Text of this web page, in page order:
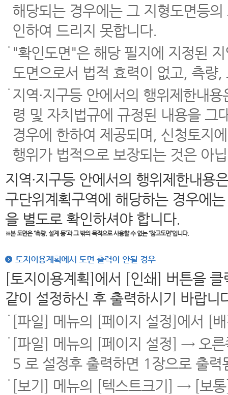
해당되는 경우에는 그 지형도면등
인하여 드리지 못합니다.
"확인도면"은 해당 필지에 지정된
도면으로서 법적 효력이 없고, 측량
지역·지구등 안에서의 행위제한내
령 및 자치법규에 규정된 내용을 그
경우에 한하여 제공되며, 신청토지
행위가 법적으로 보장되는 것은 아
지역·지구등 안에서의 행위제한내용
구단위계획구역에 해당하는 경우에
을 별도로 확인하셔야 합니다.
※본 도면은“측량, 설계 등”과 그 밖의 목적으로 사용할 수 없는 “참고도면”입니다.
토지이용계획에서 도면 출력이 안될 경우
[토지이용계획]에서 [인쇄] 버튼을
같이 설정하신 후 출력하시기 바랍니
[파일] 메뉴의 [페이지 설정]에서 [
[파일] 메뉴의 [페이지 설정] → 오
5 로 설정후 출력하면 1장으로 출력
[보기] 메뉴의 [텍스트크기] → [보